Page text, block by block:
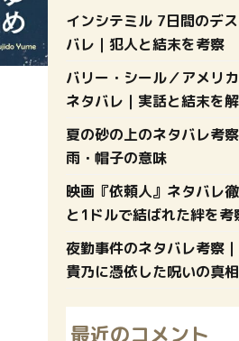
インシテミル 7日間のデ
バレ｜犯人と結末を考察
バリー・シール／アメリ
ネタバレ｜実話と結末を
夏の砂の上のネタバレ考
雨・帽子の意味
映画『依頼人』ネタバレ
と1ドルで結ばれた絆を考
夜勤事件のネタバレ考察
貴乃に憑依した呪いの真相
最近のコメント